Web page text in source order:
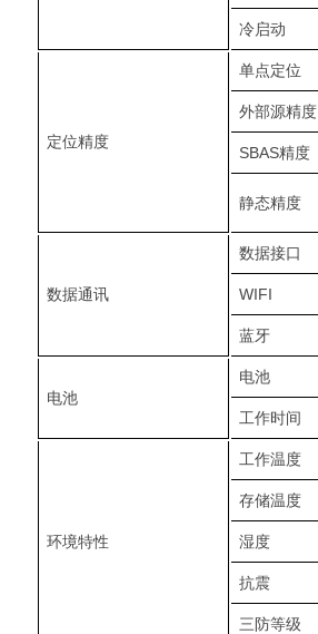
冷启动
定位精度
单点定位
外部源精度
SBAS精度
静态精度
数据通讯
数据接口
WIFI
蓝牙
电池
电池
工作时间
环境特性
工作温度
存储温度
湿度
抗震
三防等级